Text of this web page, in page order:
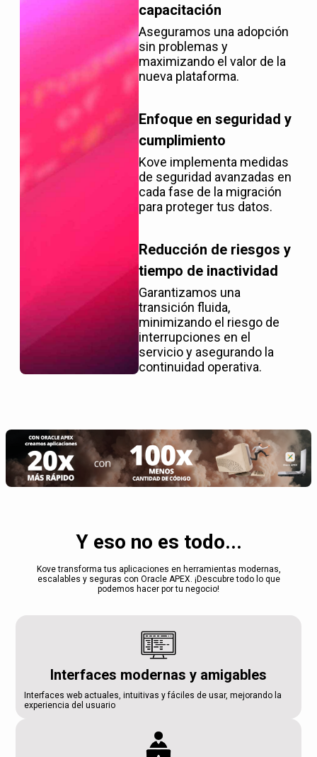
capacitación
Aseguramos una adopción
sin problemas y
maximizando el valor de la
nueva plataforma.
Enfoque en seguridad y
cumplimiento
Kove implementa medidas
de seguridad avanzadas en
cada fase de la migración
para proteger tus datos.
Reducción de riesgos y
tiempo de inactividad
Garantizamos una
transición fluida,
minimizando el riesgo de
interrupciones en el
servicio y asegurando la
continuidad operativa.
Y eso no es todo...
Kove transforma tus aplicaciones en herramientas modernas,
escalables y seguras con Oracle APEX. ¡Descubre todo lo que
podemos hacer por tu negocio!
Interfaces modernas y amigables
Interfaces web actuales, intuitivas y fáciles de usar, mejorando la
experiencia del usuario